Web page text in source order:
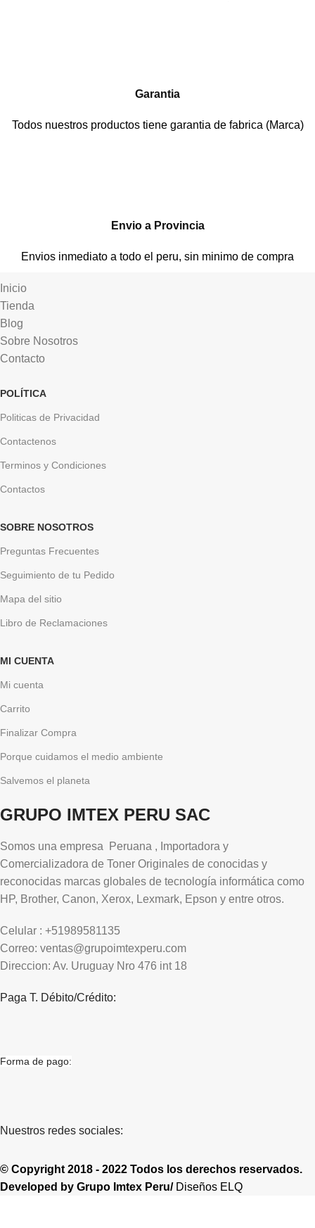
Garantia
Todos nuestros productos tiene garantia de fabrica (Marca)
Envio a Provincia
Envios inmediato a todo el peru, sin minimo de compra
Inicio
Tienda
Blog
Sobre Nosotros
Contacto
POLÍTICA
Politicas de Privacidad
Contactenos
Terminos y Condiciones
Contactos
SOBRE NOSOTROS
Preguntas Frecuentes
Seguimiento de tu Pedido
Mapa del sitio
Libro de Reclamaciones
MI CUENTA
Mi cuenta
Carrito
Finalizar Compra
Porque cuidamos el medio ambiente
Salvemos el planeta
GRUPO IMTEX PERU SAC
Somos una empresa Peruana , Importadora y
Comercializadora de Toner Originales de conocidas y
reconocidas marcas globales de tecnología informática como
HP, Brother, Canon, Xerox, Lexmark, Epson y entre otros.
Celular : +51989581135
Correo: ventas@grupoimtexperu.com
Direccion: Av. Uruguay Nro 476 int 18
Paga T. Débito/Crédito:
Forma de pago:
Nuestros redes sociales:
© Copyright 2018 - 2022 Todos los derechos reservados.
Developed by Grupo Imtex Peru/ Diseños ELQ